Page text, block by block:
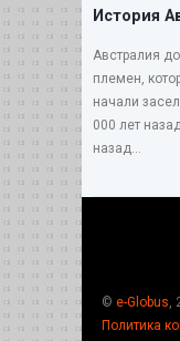
История
Австралия
племен,
начали
000 лет
назад...
© e-Globus
Политика